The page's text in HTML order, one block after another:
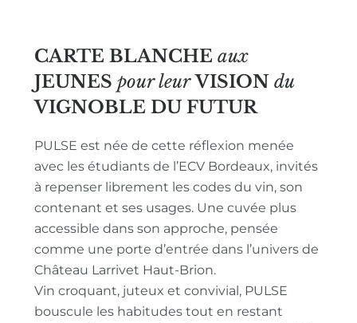
CARTE BLANCHE aux
JEUNES pour leur VISION du
VIGNOBLE DU FUTUR
PULSE est née de cette réflexion menée
avec les étudiants de l’ECV Bordeaux, invités
à repenser librement les codes du vin, son
contenant et ses usages. Une cuvée plus
accessible dans son approche, pensée
comme une porte d’entrée dans l’univers de
Château Larrivet Haut-Brion.
Vin croquant, juteux et convivial, PULSE
bouscule les habitudes tout en restant